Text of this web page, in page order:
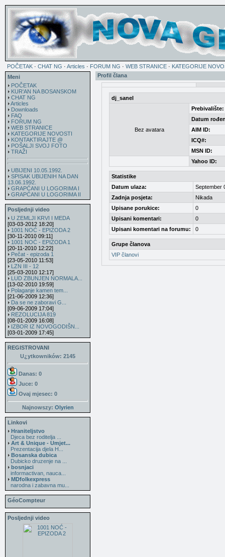
POČETAK · CHAT NG · Articles · FORUM NG · WEB STRANICE · KATEGORIJE
Meni
POČETAK
KUR'AN NA BOSANSKOM
CHAT NG
Articles
Downloads
FAQ
FORUM NG
WEB STRANICE
KATEGORIJE NOVOSTI
KONTAKTIRAJTE @
POŠALJI SVOJ FOTO
TRAŽI
UBIJENI 10.05.1992.
SPISAK UBIJENIH NA DAN
13.06.1992.
GRAPĆANI U LOGORIMA I
GRAPĆANI U LOGORIMA II
Posljednji video
U ZEMLJI KRVI I MEDA
[03-03-2012 18:20]
1001 NOĆ - EPIZODA 2
[30-11-2010 09:11]
1001 NOĆ - EPIZODA 1
[20-11-2010 12:22]
Pečat - epizoda 1
[23-05-2010 11:53]
LZN III - 12
[25-03-2010 12:17]
LUD ZBUNJEN NORMALA...
[13-02-2010 19:59]
Polaganje kamen tem...
[21-06-2009 12:36]
Da se ne zaboravi G...
[09-06-2009 17:04]
REZOLUCIJA 819
[08-01-2009 16:08]
IZBOR IZ NOVOGODIŠN...
[03-01-2009 17:45]
REGISTROVANI
U¿ytkowników: 2145
Danas: 0
Juce: 0
Ovaj mjesec: 0
Najnowszy: Olyrien
Linkovi
Hraniteljstvo
Djeca bez roditelja ...
Art & Unique - Umjet...
Prezentacija djela H...
Bosanska dubica
Dubicko druzenje na ...
bosnjaci
informactivan, nauca...
MDfolkexpress
narodna i zabavna mu...
GéoCompteur
Posljednji video
Profil člana
dj_sanel
Bez avatara
Prebivalište:
Datum
AIM ID:
ICQ#:
MSN ID:
Yahoo ID:
Statistike
Datum ulaza:
September
Zadnja posjeta:
Nikada
Upisane porukice:
0
Upisani komentari:
0
Upisani komentari na forumu:
0
Grupe članova
VIP članovi